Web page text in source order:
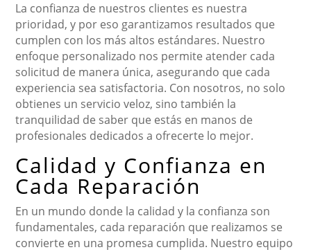
La confianza de nuestros clientes es nuestra
prioridad, y por eso garantizamos resultados que
cumplen con los más altos estándares. Nuestro
enfoque personalizado nos permite atender cada
solicitud de manera única, asegurando que cada
experiencia sea satisfactoria. Con nosotros, no solo
obtienes un servicio veloz, sino también la
tranquilidad de saber que estás en manos de
profesionales dedicados a ofrecerte lo mejor.
Calidad y Confianza en
Cada Reparación
En un mundo donde la calidad y la confianza son
fundamentales, cada reparación que realizamos se
convierte en una promesa cumplida. Nuestro equipo